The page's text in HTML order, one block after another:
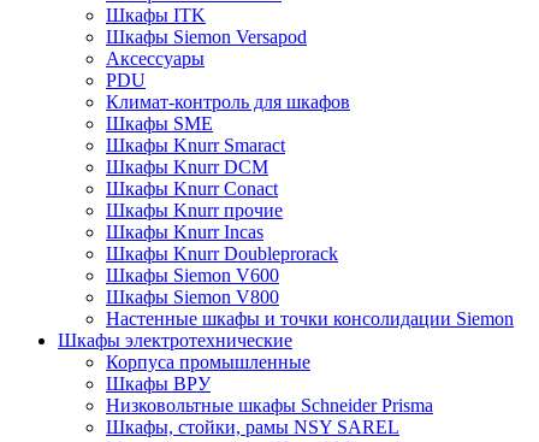
Шкафы ITK
Шкафы Siemon Versapod
Аксессуары
PDU
Климат-контроль для шкафов
Шкафы SME
Шкафы Knurr Smaract
Шкафы Knurr DCM
Шкафы Knurr Conact
Шкафы Knurr прочие
Шкафы Knurr Incas
Шкафы Knurr Doubleprorack
Шкафы Siemon V600
Шкафы Siemon V800
Настенные шкафы и точки консолидации Siemon
Шкафы электротехнические
Корпуса промышленные
Шкафы ВРУ
Низковольтные шкафы Schneider Prisma
Шкафы, стойки, рамы NSY SAREL